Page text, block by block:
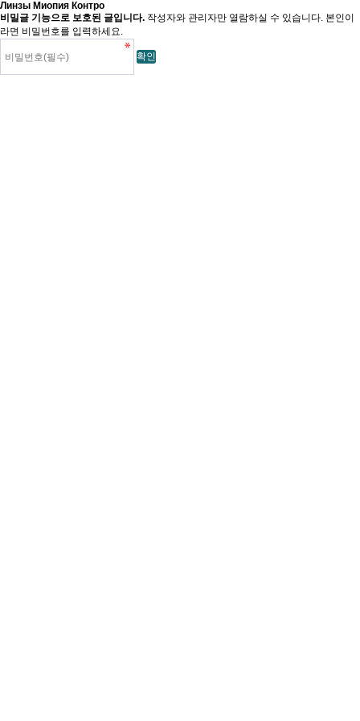
Линзы Миопия Контро
비밀글 기능으로 보호된 글입니다. 작성자와 관리자만 열람하실 수 있습니다. 본인이
라면 비밀번호를 입력하세요.